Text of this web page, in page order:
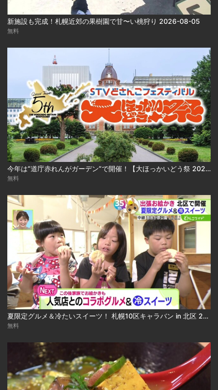
新施設も完成！札幌近郊の果樹園で甘〜い桃狩り 2026-08-05
無料
今年は“道庁赤れんがガーデン”で開催！【大ほっかいどう祭 2026】
無料
夏限定グルメ＆冷たいスイーツ！ 札幌10区キャラバン in 北区 2026-08-04
無料